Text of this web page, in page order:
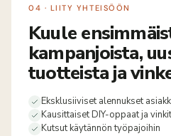
04 · LIITY YHTEISÖÖN
Kuule
kampanjoista,
tuotteista ja
Eksklusiiviset alennukset
Kausittaiset DIY-oppaat ja vinkit
Kutsut käytännön työpajoihin